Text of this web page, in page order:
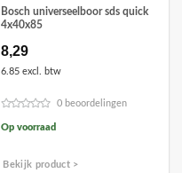
Bosch universeelboor sds quick
4x40x85
8,29
6.85 excl. btw
0 beoordelingen
Op voorraad
Bekijk product >